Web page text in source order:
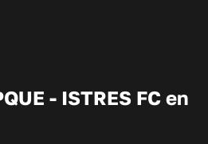
- ISTRES FC en